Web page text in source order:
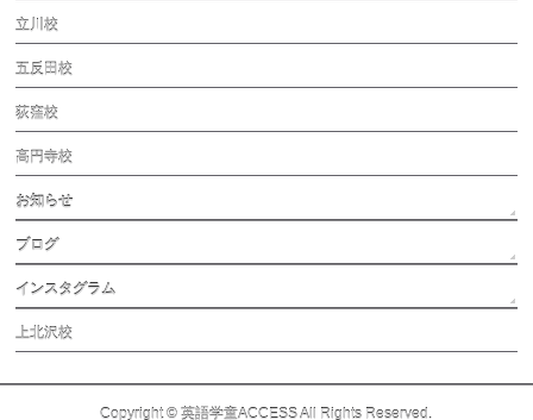
立川校
五反田校
荻窪校
高円寺校
お知らせ
ブログ
インスタグラム
上北沢校
Copyright ©英語学童ACCESSAll Rights Reserved.